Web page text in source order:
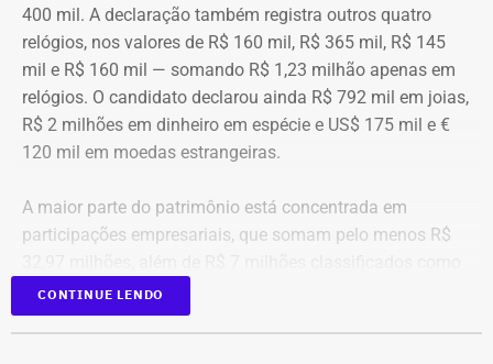
400 mil. A declaração também registra outros quatro
relógios, nos valores de R$ 160 mil, R$ 365 mil, R$ 145
mil e R$ 160 mil — somando R$ 1,23 milhão apenas em
relógios. O candidato declarou ainda R$ 792 mil em joias,
R$ 2 milhões em dinheiro em espécie e US$ 175 mil e €
120 mil em moedas estrangeiras.
A maior parte do patrimônio está concentrada em
participações empresariais, que somam pelo menos R$
“valores de diversos créditos”. Também aparecem na
relação imóveis, incluindo uma cobertura declarada por
CONTINUE LENDO